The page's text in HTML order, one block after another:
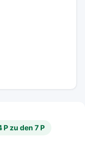
zu den 7 P